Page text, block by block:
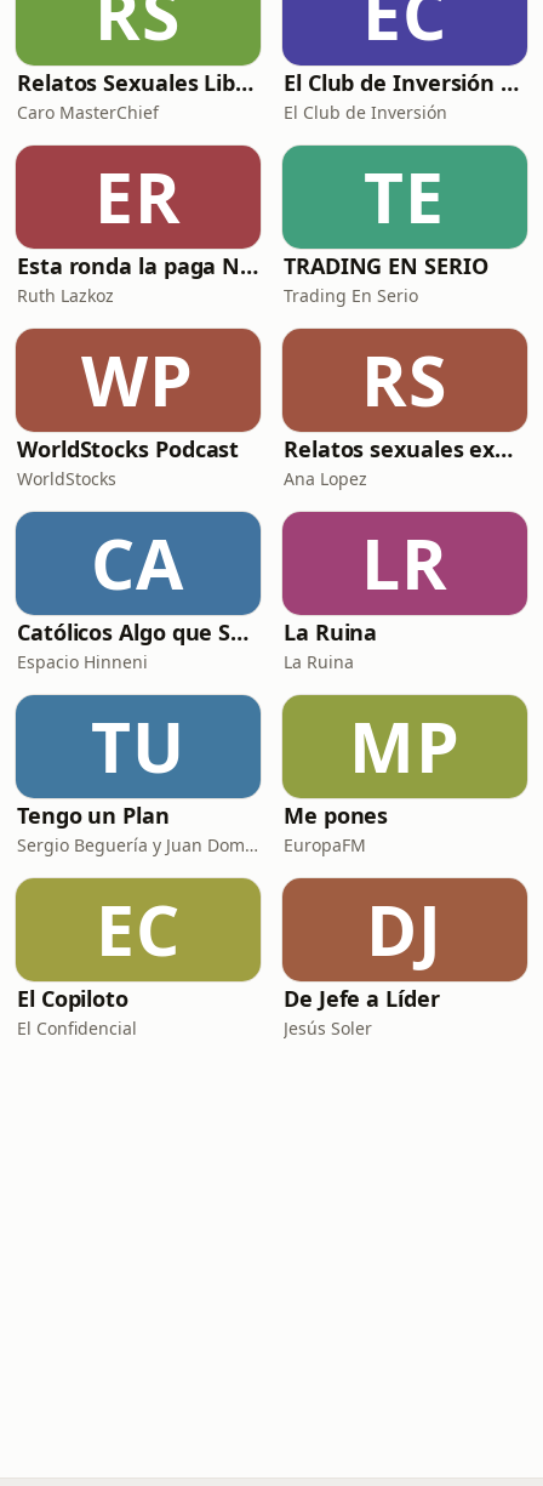
S
Relatos Sexuales Liberales
Caro MasterChief
El Club de Inversión podcast
El Club de Inversión
ER
Esta ronda la paga Newton
Ruth Lazkoz
TE
TRADING EN SERIO
Trading En Serio
WP
WorldStocks Podcast
WorldStocks
RS
Relatos sexuales explícitos
Ana Lopez
CA
Católicos Algo que Saber
Espacio Hinneni
LR
La Ruina
La Ruina
TU
Tengo un Plan
Sergio Beguería y Juan Domínguez
MP
Me pones
EuropaFM
EC
El Copiloto
El Confidencial
DJ
De Jefe a Líder
Jesús Soler